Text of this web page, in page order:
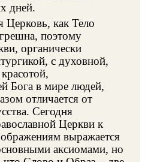
дней.
Церковь, как Тело
поэтому
органически
с духовной,
Бога в мире людей,
отличается от
Сегодня
Церкви к
выражается
аксиомами, но